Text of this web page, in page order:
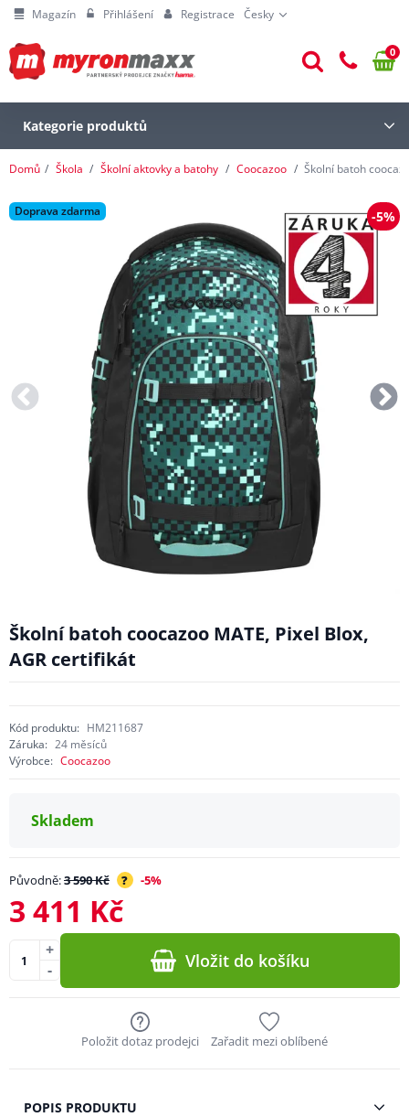
Magazín Přihlášení Registrace Česky
0
Kategorie produktů
Domů Škola Školní aktovky a batohy Coocazoo Školní batoh
Doprava zdarma -5%
Školní batoh coocazoo MATE, Pixel Blox,
AGR certifikát
Kód produktu: HM211687
Záruka: 24 měsíců
Výrobce: Coocazoo
Skladem
Původně:3 590 Kč ? -5%
3 411 Kč
-
+ Vložit do košíku
Položit dotaz prodejci Zařadit mezi oblíbené
POPIS PRODUKTU